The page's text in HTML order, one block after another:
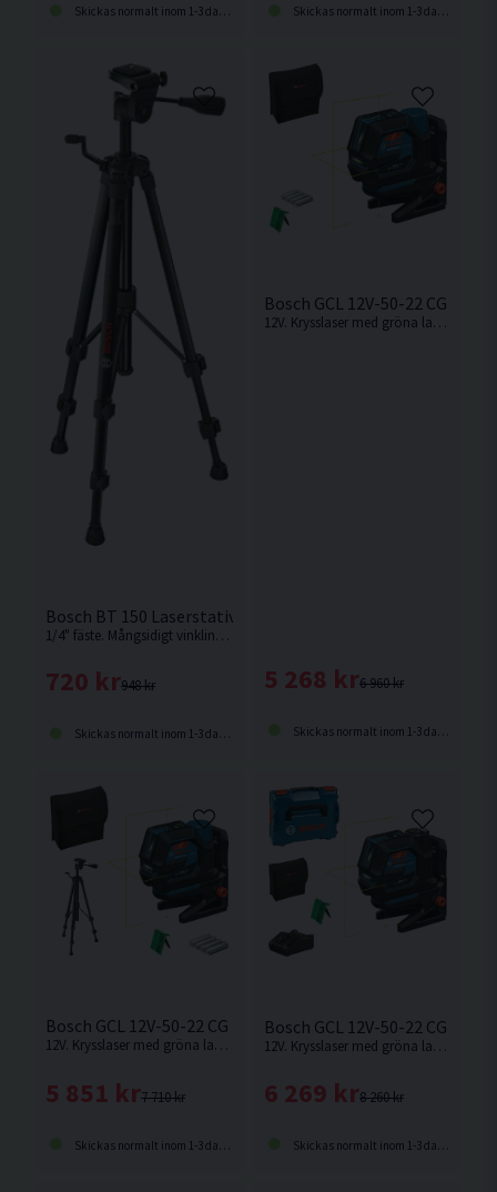
Skickas normalt inom 1-3 dagar Skickas normalt inom 1-3 dagar
Bosch BT 150 Laserstativ 55-157cm
1/4" fäste. Mångsidigt vinklingsbart laserstativ från Bosch med gummerade fötter för stabilitet på alla underlag.
948 kr
720 kr
Skickas normalt inom 1-3 dagar
Bosch GCL 12V-50-22 CG
12V. Krysslaser med gröna laserlinjer och gröna lodpunkter från Bosch.
6 960 kr
5 268 kr
Skickas normalt inom 1-3 dagar
Bosch GCL 12V-50-22 CG Krysslaser m. Lodpunkter Grön
12V. Krysslaser med gröna laserlinjer och gröna lodpunkter från Bosch.
7 710 kr
5 851 kr
Skickas normalt inom 1-3 dagar
Bosch GCL 12V-50-22 CG
12V. Krysslaser med gröna laserlinjer och gröna lodpunkter från Bosch.
8 260 kr
6 269 kr
Skickas normalt inom 1-3 dagar